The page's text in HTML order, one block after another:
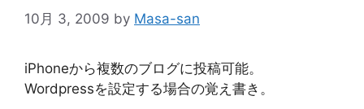
10月 3, 2009 by Masa-san
iPhoneから複数のブログに投稿可能。
Wordpressを設定する場合の覚え書き。